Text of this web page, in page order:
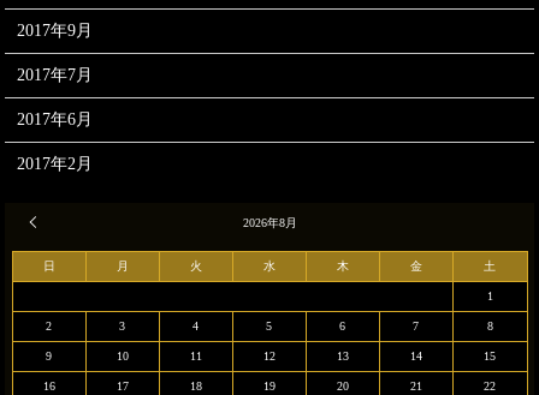
2017年9月
2017年7月
2017年6月
2017年2月
2026年8月
日 月 火 水 木 金 土
1
2 3 4 5 6 7 8
9 10 11 12 13 14 15
16 17 18 19 20 21 22